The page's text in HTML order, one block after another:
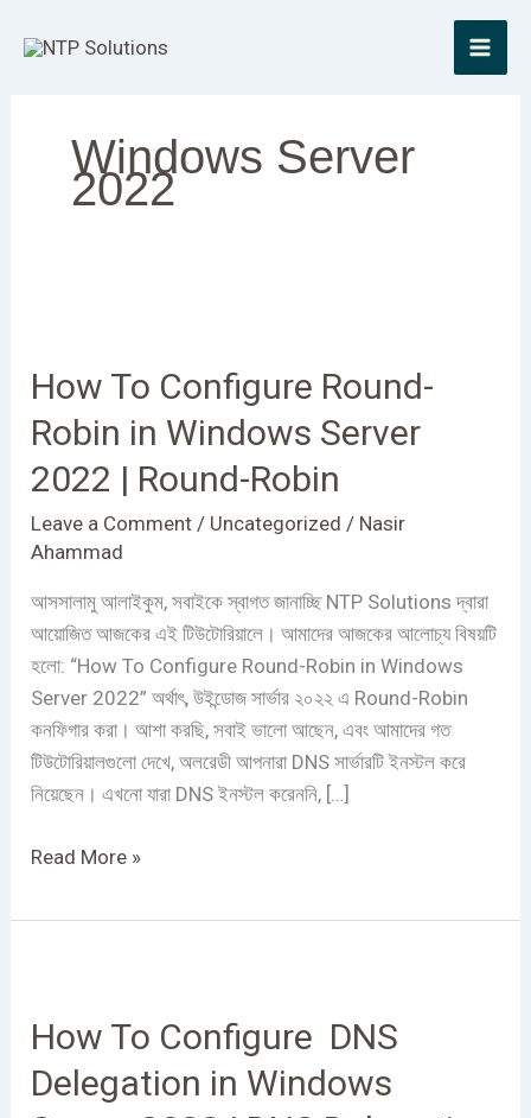
Windows Server
2022
How To Configure Round-
Robin in Windows Server
2022 | Round-Robin
Leave a Comment / Uncategorized / Nasir
Ahammad
আসসালামু আলাইকুম, সবাইকে স্বাগত জানাচ্ছি NTP Solutions দ্বারা
আয়োজিত আজকের এই টিউটোরিয়ালে। আমাদের আজকের আলোচ্য বিষয়টি
হলো: “How To Configure Round-Robin in Windows
Server 2022” অর্থাৎ, উইন্ডোজ সার্ভার ২০২২ এ Round-Robin
কনফিগার করা। আশা করছি, সবাই ভালো আছেন, এবং আমাদের গত
টিউটোরিয়ালগুলো দেখে, অলরেডী আপনারা DNS সার্ভারটি ইনস্টল করে
নিয়েছেন। এখনো যারা DNS ইনস্টল করেননি, […]
Configure
Robin
in
Server
|
Round-
Robin
Read More »
How To Configure DNS
Delegation in Windows
Configure
Delegation